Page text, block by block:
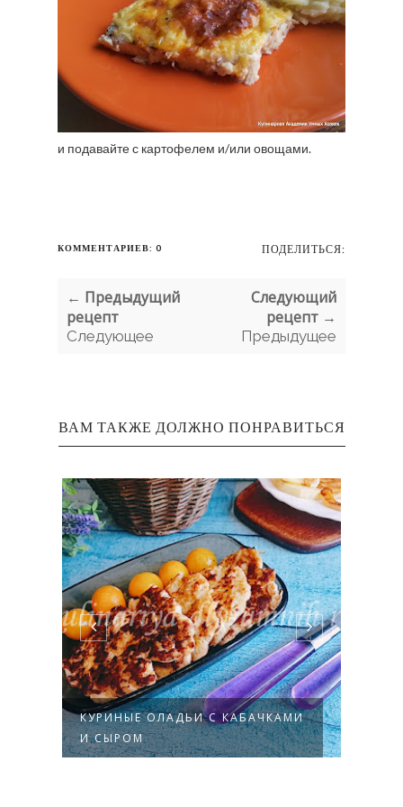
и подавайте с картофелем и/или овощами.
КОММЕНТАРИЕВ: 0 ПОДЕЛИТЬСЯ:
← Предыдущий
рецепт
Следующее
Следующий
рецепт →
Предыдущее
ВАМ ТАКЖЕ ДОЛЖНО ПОНРАВИТЬСЯ
КУРИНЫЕ ОЛАДЬИ С КАБАЧКАМИ
И СЫРОМ